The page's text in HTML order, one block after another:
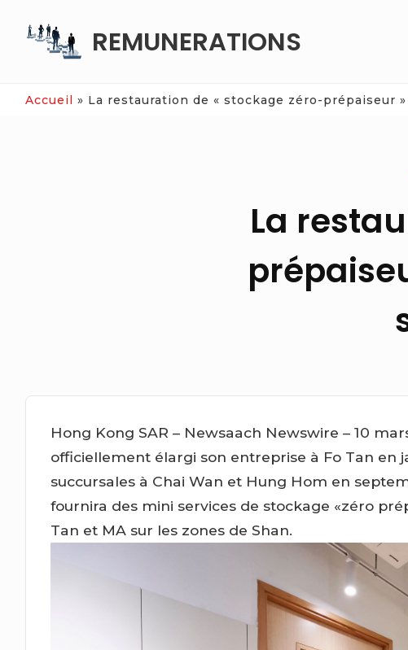
REMUNERATIONS
Accueil » La restauration de « stockage zéro-prépaiseur
La
Hong Kong SAR – Newsaach Newswire – 10
officiellement élargi son entreprise à Fo Tan en
succursales à Chai Wan et Hung Hom en
fournira des mini services de stockage «zéro
Tan et MA sur les zones de Shan.